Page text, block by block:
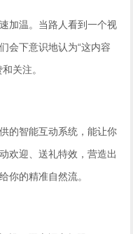
加温。当路人看到一个视
会下意识地认为“这内容
关注。
的智能互动系统，能让你
欢迎、送礼特效，营造出
你的精准自然流。